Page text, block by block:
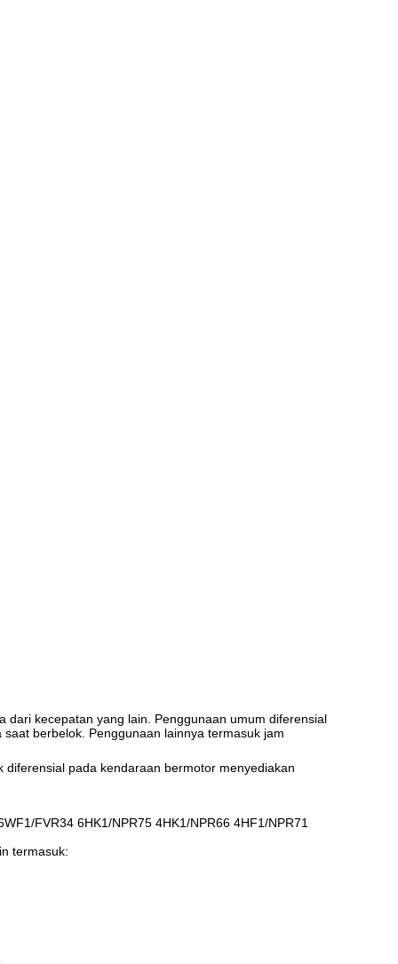
dari kecepatan yang lain. Penggunaan umum diferensial
berbelok. Penggunaan lainnya termasuk jam
pada kendaraan bermotor menyediakan
FVR34 6HK1/NPR75 4HK1/NPR66 4HF1/NPR71
termasuk: